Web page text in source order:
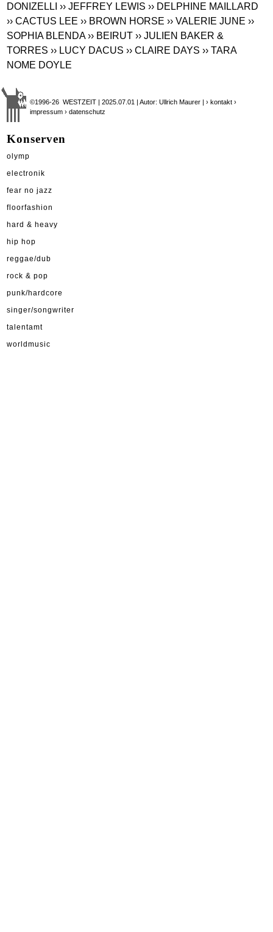
DONIZELLI ›› JEFFREY LEWIS ›› DELPHINE MAILLARD
›› CACTUS LEE ›› BROWN HORSE ›› VALERIE JUNE ››
SOPHIA BLENDA ›› BEIRUT ›› JULIEN BAKER &
TORRES ›› LUCY DACUS ›› CLAIRE DAYS ›› TARA
NOME DOYLE
©1996-26 WESTZEIT | 2025.07.01 | Autor: Ullrich Maurer |› kontakt ›
impressum › datenschutz
Konserven
olymp
electronik
fear no jazz
floorfashion
hard & heavy
hip hop
reggae/dub
rock & pop
punk/hardcore
singer/songwriter
talentamt
worldmusic